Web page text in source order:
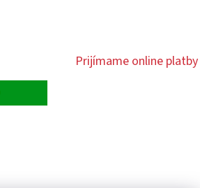
Prijímame online platby